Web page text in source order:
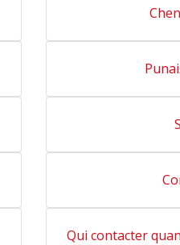
Qui contacter